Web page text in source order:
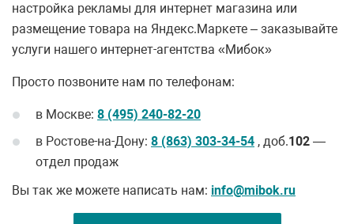
настройка рекламы для интернет магазина или
размещение товара на Яндекс.Маркете – заказывайте
услуги нашего интернет-агентства «Мибок»
Просто позвоните нам по телефонам:
в Москве: 8 (495) 240-82-20
в Ростове-на-Дону: 8 (863) 303-34-54 , доб.102 —
отдел продаж
Вы так же можете написать нам: info@mibok.ru